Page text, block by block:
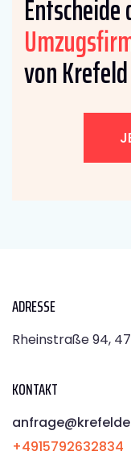
von
ADRESSE
Rheinstraße 94,
KONTAKT
+4915792632834